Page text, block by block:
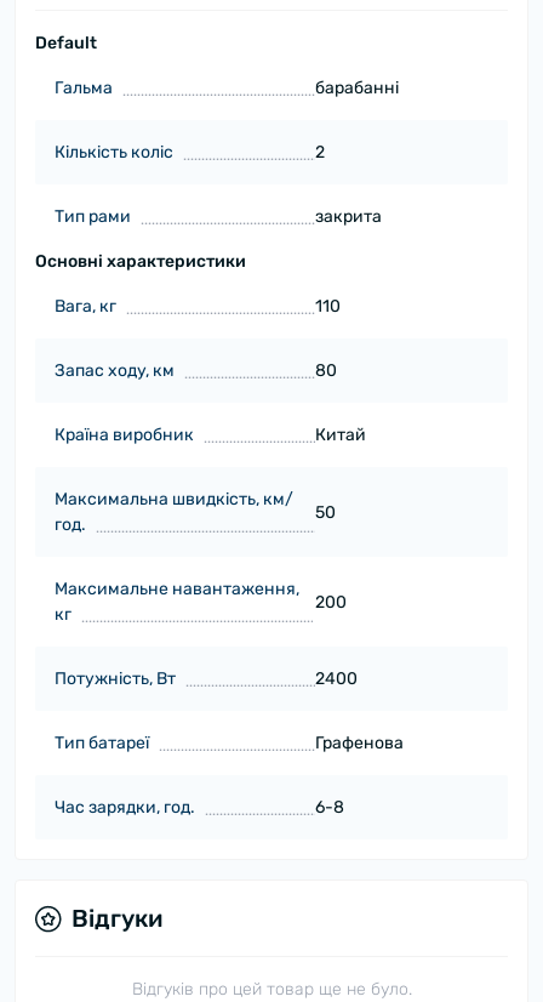
Default
Гальма барабанні
Кількість коліс 2
Тип рами закрита
Основні характеристики
Вага, кг 110
Запас ходу, км 80
Країна виробник Китай
Максимальна швидкість, км/
год.
50
Максимальне навантаження,
кг
200
Потужність, Вт 2400
Тип батареї Графенова
Час зарядки, год. 6-8
Відгуки
Відгуків про цей товар ще не було.